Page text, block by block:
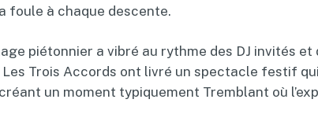
foule à chaque descente.
piétonnier a vibré au rythme des DJ invités
Les Trois Accords ont livré un spectacle festif
un moment typiquement Tremblant où